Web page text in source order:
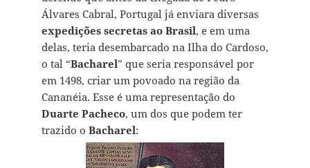
Álvares Cabral, Portugal já enviara diversas
expedições secretas ao Brasil, e em uma
delas, teria desembarcado na Ilha do Cardoso,
o tal “Bacharel” que seria responsável por
em 1498, criar um povoado na região da
Cananéia. Esse é uma representação do
Duarte Pacheco, um dos que podem ter
trazido o Bacharel: